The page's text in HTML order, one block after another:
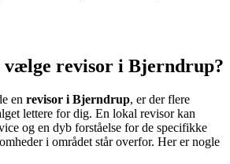
vælge revisor i Bjerndrup?
en revisor i Bjerndrup, er der flere
lettere for dig. En lokal revisor kan
og en dyb forståelse for de specifikke
i området står overfor. Her er nogle